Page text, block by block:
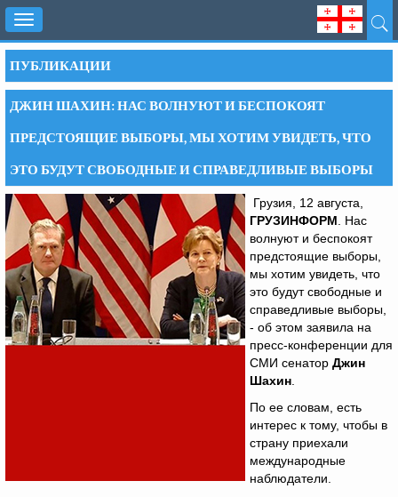
Toggle
navigation
ПУБЛИКАЦИИ
ДЖИН ШАХИН: НАС ВОЛНУЮТ И БЕСПОКОЯТ
ПРЕДСТОЯЩИЕ ВЫБОРЫ, МЫ ХОТИМ УВИДЕТЬ, ЧТО
ЭТО БУДУТ СВОБОДНЫЕ И СПРАВЕДЛИВЫЕ ВЫБОРЫ
Грузия, 12 августа,
ГРУЗИНФОРМ . Нас
волнуют и беспокоят
предстоящие выборы,
мы хотим увидеть, что
это будут свободные и
справедливые выборы,
- об этом заявила на
пресс-конференции для
СМИ сенатор Джин
Шахин
По ее словам, есть
интерес к тому, чтобы в
страну приехали
международные
наблюдатели.